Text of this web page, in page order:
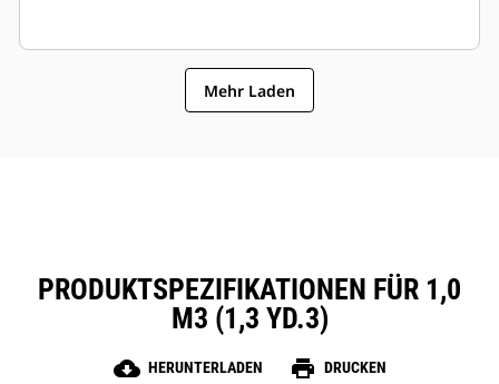
Mehr Laden
PRODUKTSPEZIFIKATIONEN FÜR 1,0
M3 (1,3 YD.3)
cloud_download HERUNTERLADEN print DRUCKEN